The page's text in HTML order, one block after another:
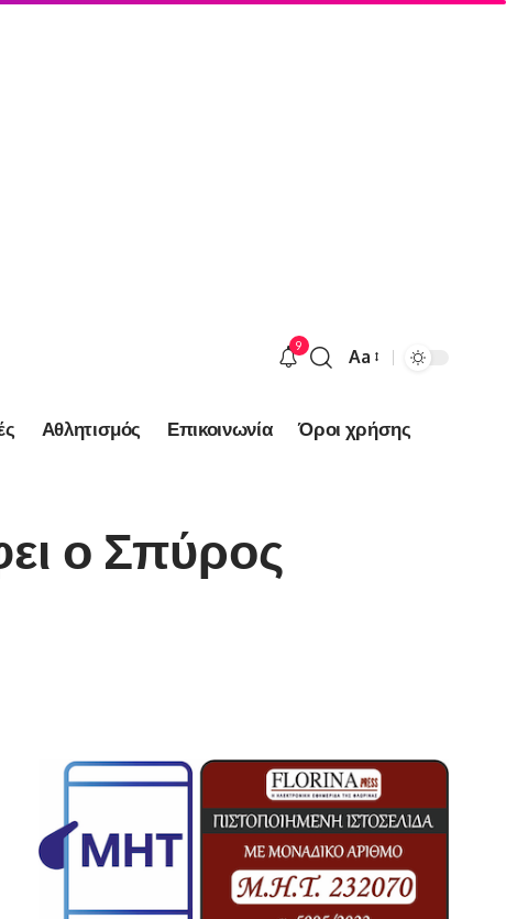
9
Font
Aa
Αθλητισμός Επικοινωνία Όροι χρήσης
ο Σπύρος